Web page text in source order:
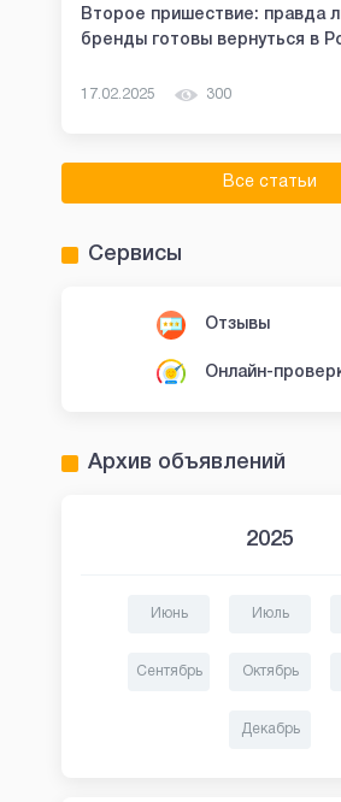
Второе пришествие: правда
бренды готовы вернуться в
17.02.2025 300
Все статьи
Сервисы
Отзывы
Онлайн-
Архив объявлений
2025
Июнь Июль
Сентябрь Октябрь
Декабрь